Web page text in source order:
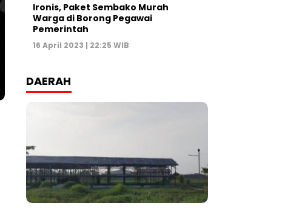
Ironis, Paket Sembako Murah
Warga di Borong Pegawai
Pemerintah
16 April 2023 | 22:25 WIB
DAERAH